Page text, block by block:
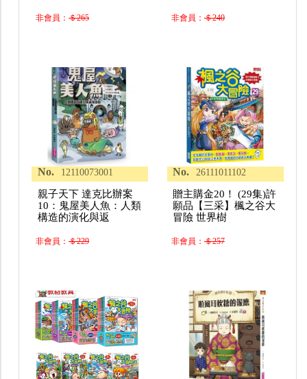
非會員：＄265 非會員：＄240
No. 12110073001
親子天下 達克比辦案
10：鬼屋美人魚：人類
構造的演化與返
非會員：＄229
No. 26111011102
贈主購金20！ (29集)許
願品【三采】楓之谷大
冒險 世界樹
非會員：＄257